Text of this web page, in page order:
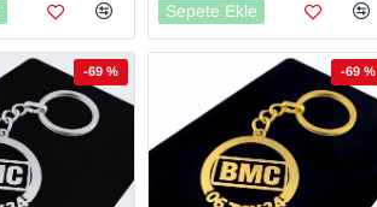
Sepete Ekle
-69 % -69 %